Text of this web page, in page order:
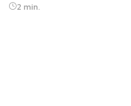
2 min.